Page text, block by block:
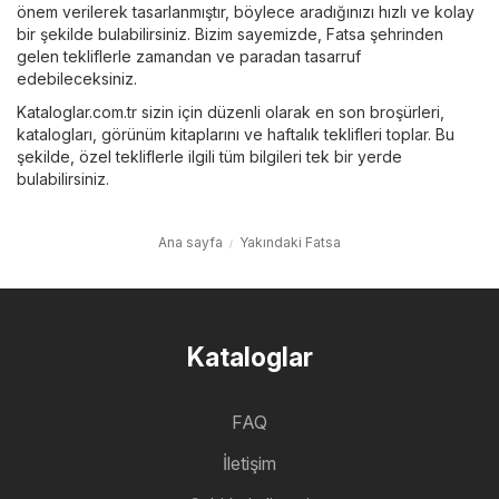
önem verilerek tasarlanmıştır, böylece aradığınızı hızlı ve kolay
bir şekilde bulabilirsiniz. Bizim sayemizde, Fatsa şehrinden
gelen tekliflerle zamandan ve paradan tasarruf
edebileceksiniz.
Kataloglar.com.tr sizin için düzenli olarak en son broşürleri,
katalogları, görünüm kitaplarını ve haftalık teklifleri toplar. Bu
şekilde, özel tekliflerle ilgili tüm bilgileri tek bir yerde
bulabilirsiniz.
Ana sayfa Yakındaki Fatsa
Kataloglar
FAQ
İletişim